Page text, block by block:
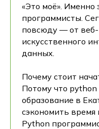
«Это моё».
программисты.
повсюду — от веб-
искусственного
данных.
Почему стоит
Потому что python
образование в
сэкономить время
Python